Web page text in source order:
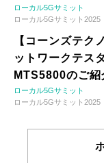
ローカル5Gサミット
ローカル5Gサミット2025
【コーンズテ
ットワークテス
MTS5800のご紹
ローカル5Gサミット
ローカル5Gサミット2025